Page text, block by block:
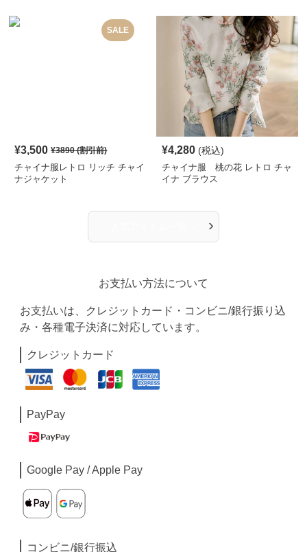
SALE
¥3,500 ¥3890(割引前)
チャイナ服レトロ リッチ チャイ
ナジャケット
¥4,280 (税込)
チャイナ服 桃の花 レトロ チャ
イナ ブラウス
›
お支払い方法について
お支払いは、クレジットカード・コンビニ/銀行振り込
み・各種電子決済に対応しています。
クレジットカード
PayPay
Google Pay / Apple Pay
コンビニ/銀行振込